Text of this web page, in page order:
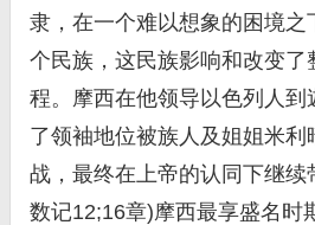
隶，在一个难以想象的困境之
个民族，这民族影响和改变了
程。摩西在他领导以色列人到
了领袖地位被族人及姐姐米利
战，最终在上帝的认同下继续
数记12;16章)摩西最享盛名时